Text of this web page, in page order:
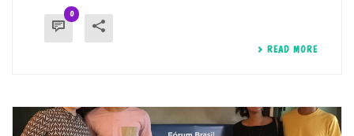
0
READ MORE